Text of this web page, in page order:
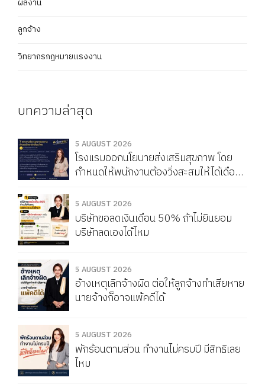
ลูกจ้าง
วิทยากรกฎหมายแรงงาน
บทความล่าสุด
5 AUGUST 2026
โรงแรมออกนโยบายส่งเสริมสุขภาพ โดย
กำหนดให้พนักงานต้องวิ่งสะสมให้ได้เดือน
Service Charge แบบนี้ผิดกฎหมายไหม
5 AUGUST 2026
บริษัทขอลดเงินเดือน 50% ถ้าไม่ยินยอม
บริษัทลดเองได้ไหม
5 AUGUST 2026
อ้างเหตุเลิกจ้างผิด ต่อให้ลูกจ้างทำเสียหาย
นายจ้างก็อาจแพ้คดีได้
5 AUGUST 2026
พักร้อนตามส่วน ทำงานไม่ครบปี มีสิทธิเลย
ไหม